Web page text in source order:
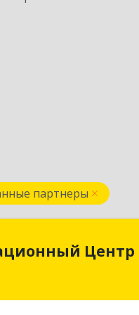
партнеры
Центр
Центр
Свердловская обл,